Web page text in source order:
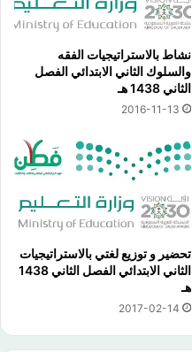
نشاط بالاستراتيجيات الفقه
والسلوك الثاني الابتدائي الفصل
الثاني 1438 هـ
2016-11-13
تحضير و توزيع لغتي بالاستراتيجيات
الثاني الابتدائي الفصل الثاني 1438
هـ
2017-02-14